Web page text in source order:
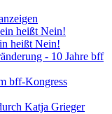
heißt Nein!
heißt Nein!
- 10 Jahre bff
bff-Kongress
Katja Grieger